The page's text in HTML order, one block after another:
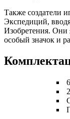
Также создатели
Экспедиций,
Изобретения. Они
особый значок и